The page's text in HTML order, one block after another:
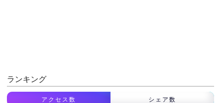
ランキング
アクセス数 シェア数